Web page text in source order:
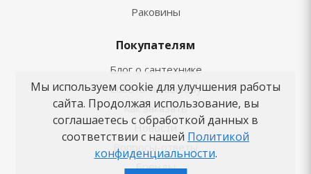
Раковины
Покупателям
Блог о сантехнике
Советы по выбору
Как заказать
Новости
Вопросы-ответы
Бренды
Мы используем cookie для улучшения работы
сайта. Продолжая использование, вы
соглашаетесь с обработкой данных в
соответствии с нашей Политикой
конфиденциальности.